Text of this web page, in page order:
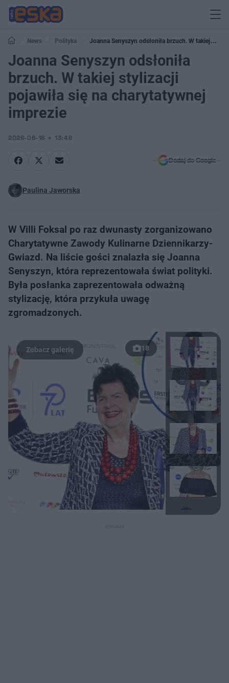
News Polityka
Joanna Senyszyn odsłoniła brzuch. W takiej
stylizacji pojawiła się na charytatywnej imprezie
Joanna Senyszyn odsłoniła
brzuch. W takiej stylizacji
pojawiła się na charytatywnej
imprezie
2026-06-16 13:48
Dodaj do Google
Paulina Jaworska
W Villi Foksal po raz dwunasty zorganizowano
Charytatywne Zawody Kulinarne Dziennikarzy-
Gwiazd. Na liście gości znalazła się Joanna
Senyszyn, która reprezentowała świat polityki.
Była posłanka zaprezentowała odważną
stylizację, która przykuła uwagę
zgromadzonych.
18